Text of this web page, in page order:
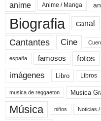
anime Anime / Manga
Biografia canal
Cantantes Cine
españa famosos fotos
imágenes Libro Libros
musica de reggaeton Musica
Música niños Noticias